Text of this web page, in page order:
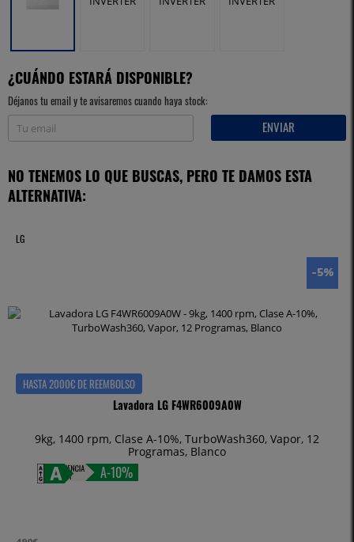
¿CUÁNDO ESTARÁ DISPONIBLE?
Déjanos tu email y te avisaremos cuando haya stock:
ENVIAR
NO TENEMOS LO QUE BUSCAS, PERO TE DAMOS ESTA
ALTERNATIVA:
LG
-5%
HASTA 2000€ DE REEMBOLSO
Lavadora LG F4WR6009A0W
9kg, 1400 rpm, Clase A-10%, TurboWash360, Vapor, 12
Programas, Blanco
A-10%